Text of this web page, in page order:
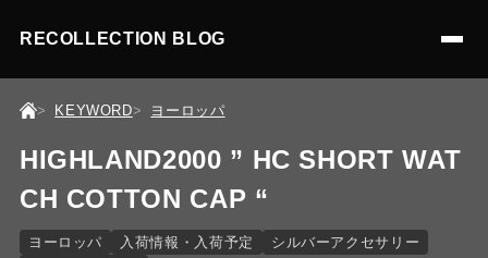
RECOLLECTION BLOG
KEYWORD ヨーロッパ
HIGHLAND2000 ” HC SHORT WAT
CH COTTON CAP “
ヨーロッパ 入荷情報・入荷予定
シルバーアクセサリー